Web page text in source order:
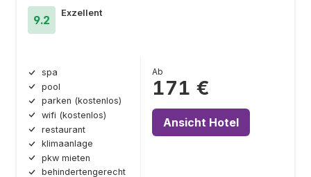
9.2
Exzellent
spa
pool
parken (kostenlos)
wifi (kostenlos)
restaurant
klimaanlage
pkw mieten
behindertengerecht
Ab
171 €
Ansicht Hotel